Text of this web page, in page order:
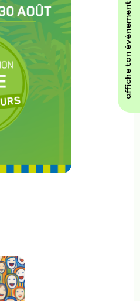
affiche ton événement